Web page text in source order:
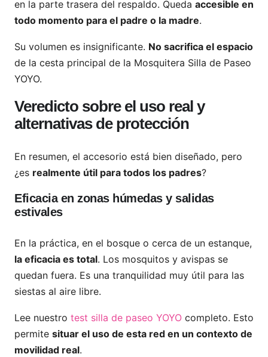
en la parte trasera del respaldo. Queda accesible en
todo momento para el padre o la madre.
Su volumen es insignificante. No sacrifica el espacio
de la cesta principal de la Mosquitera Silla de Paseo
YOYO.
Veredicto sobre el uso real y
alternativas de protección
En resumen, el accesorio está bien diseñado, pero
¿es realmente útil para todos los padres?
Eficacia en zonas húmedas y salidas
estivales
En la práctica, en el bosque o cerca de un estanque,
la eficacia es total. Los mosquitos y avispas se
quedan fuera. Es una tranquilidad muy útil para las
siestas al aire libre.
Lee nuestro test silla de paseo YOYO completo. Esto
permite situar el uso de esta red en un contexto de
movilidad real.